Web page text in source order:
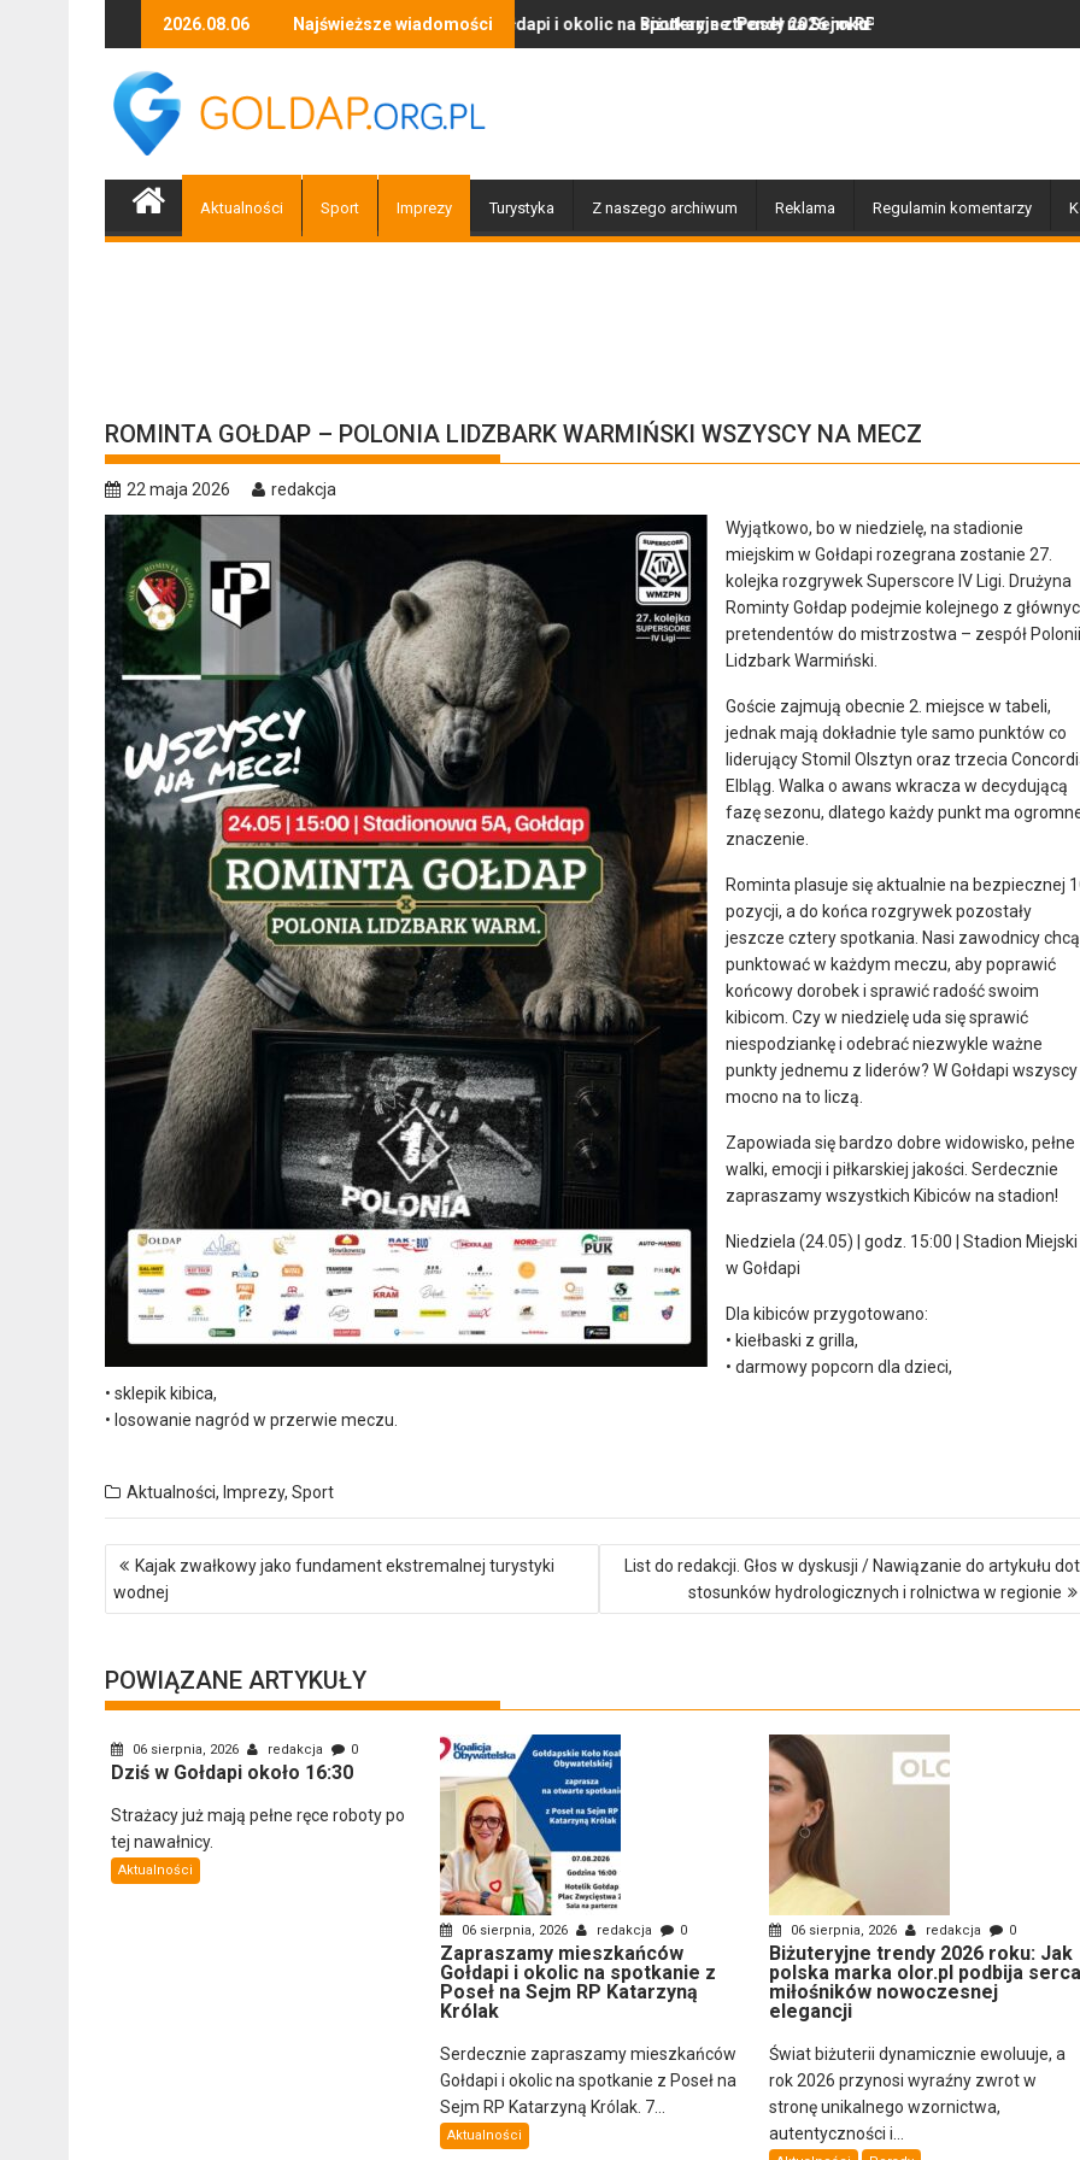
2026.08.06 Najświeższe wiadomości
Zapraszamy mieszkańców Gołdapi i okolic na spotkanie z Poseł na Sejm RP Katarzyną Królak
Biżuteryjne trendy 2026 roku: Jak polska marka olor.pl podbija serca
Dobiegły końca prace
Aktualności Sport Imprezy Turystyka Z naszego archiwum Reklama Regulamin komentarzy
ROMINTA GOŁDAP – POLONIA LIDZBARK WARMIŃSKI WSZYSCY NA MECZ
22 maja 2026
redakcja
Wyjątkowo, bo w niedzielę, na stadionie
miejskim w Gołdapi rozegrana zostanie 27.
kolejka rozgrywek Superscore IV Ligi. Drużyna
Rominty Gołdap podejmie kolejnego z
pretendentów do mistrzostwa – zespół Polonii
Lidzbark Warmiński.
Goście zajmują obecnie 2. miejsce w tabeli,
jednak mają dokładnie tyle samo punktów co
liderujący Stomil Olsztyn oraz trzecia
Elbląg. Walka o awans wkracza w decydującą
fazę sezonu, dlatego każdy punkt ma
znaczenie.
Rominta plasuje się aktualnie na bezpiecznej
pozycji, a do końca rozgrywek pozostały
jeszcze cztery spotkania. Nasi zawodnicy chcą
punktować w każdym meczu, aby poprawić
końcowy dorobek i sprawić radość swoim
kibicom. Czy w niedzielę uda się sprawić
niespodziankę i odebrać niezwykle ważne
punkty jednemu z liderów? W Gołdapi wszyscy
mocno na to liczą.
Zapowiada się bardzo dobre widowisko, pełne
walki, emocji i piłkarskiej jakości. Serdecznie
zapraszamy wszystkich Kibiców na stadion!
Niedziela (24.05) | godz. 15:00 | Stadion Miejski
w Gołdapi
Dla kibiców przygotowano:
• kiełbaski z grilla,
• darmowy popcorn dla dzieci,
• sklepik kibica,
• losowanie nagród w przerwie meczu.
Aktualności, Imprezy, Sport
Nawigacja
wpisu
Kajak zwałkowy jako fundament ekstremalnej turystyki
wodnej
List do redakcji. Głos w dyskusji / Nawiązanie do artykułu
stosunków hydrologicznych i rolnictwa w regionie
POWIĄZANE ARTYKUŁY
06 sierpnia, 2026 redakcja 0
Dziś w Gołdapi około 16:30
Strażacy już mają pełne ręce roboty po
tej nawałnicy.
Aktualności
06 sierpnia, 2026 redakcja 0
Zapraszamy mieszkańców
Gołdapi i okolic na spotkanie z
Poseł na Sejm RP Katarzyną
Królak
Serdecznie zapraszamy mieszkańców
Gołdapi i okolic na spotkanie z Poseł na
Sejm RP Katarzyną Królak. 7...
Aktualności
06 sierpnia, 2026 redakcja 0
Biżuteryjne trendy 2026 roku: Jak
polska marka olor.pl podbija serca
miłośników nowoczesnej
elegancji
Świat biżuterii dynamicznie ewoluuje, a
rok 2026 przynosi wyraźny zwrot w
stronę unikalnego wzornictwa,
autentyczności i...